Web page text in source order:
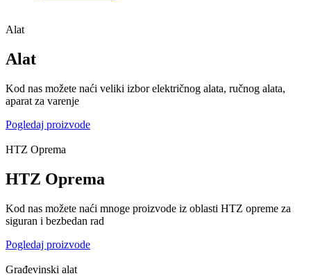
Alat
Alat
Kod nas možete naći veliki izbor električnog alata, ručnog alata,
aparat za varenje
Pogledaj proizvode
HTZ Oprema
HTZ Oprema
Kod nas možete naći mnoge proizvode iz oblasti HTZ opreme za
siguran i bezbedan rad
Pogledaj proizvode
Građevinski alat